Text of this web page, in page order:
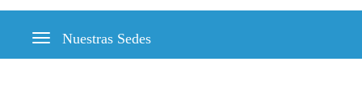
Toggle navigation
Nuestras Sedes